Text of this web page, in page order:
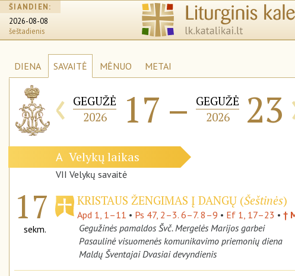
ŠIANDIEN:
2026-08-08
šeštadienis
DIENA SAVAITĖ MĖNUO METAI
‹ GEGUŽĖ
2026
17 –
GEGUŽĖ
2026
23
A Velykų laikas
VII Velykų savaitė
17
sekm.
KRISTAUS ŽENGIMAS Į DANGŲ (Šeštinės)
Apd 1, 1–11 • Ps 47, 2–3. 6–7. 8–9 • Ef 1, 17–23 • †
Gegužinės pamaldos Švč. Mergelės Marijos garbei
Pasaulinė visuomenės komunikavimo priemonių diena
Maldų Šventajai Dvasiai devyndienis